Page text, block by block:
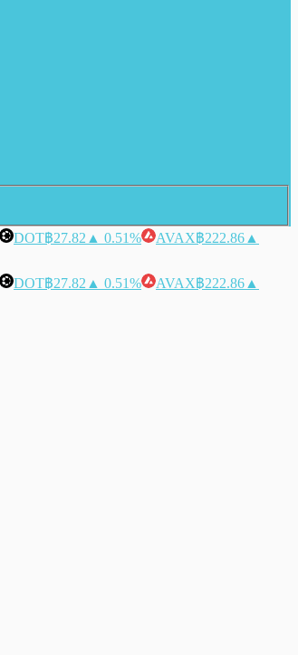
DOT฿27.82 ▲ 0.51% AVAX฿222.86 ▲
DOT฿27.82 ▲ 0.51% AVAX฿222.86 ▲